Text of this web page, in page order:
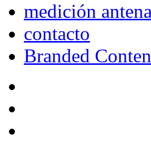
medición
contacto
Branded